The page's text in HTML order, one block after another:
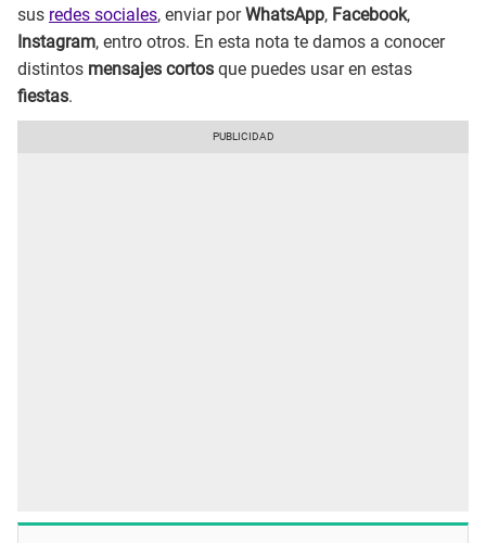
sus redes sociales, enviar porWhatsApp, Facebook,
Instagram, entro otros. En esta nota te damos a conocer
distintos mensajes cortos que puedes usar en estas
fiestas.